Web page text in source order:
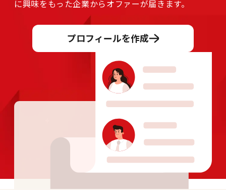
に興味をもった企業からオファーが届きます。
プロフィールを作成